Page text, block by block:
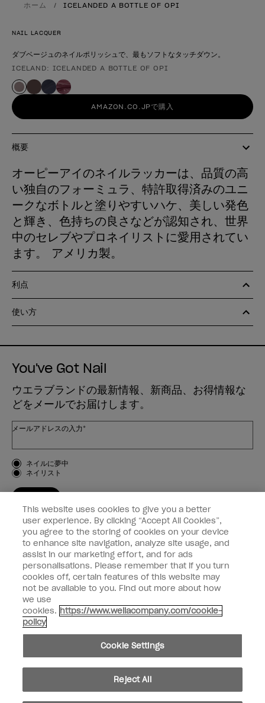
ホーム ICELANDED A BOTTLE OF OPI
NAIL LACQUER
ダブベージュのネイルポリッシュで、最もソフトなタッチダウン。
製品形態
ICELAND: ICELANDED A BOTTLE OF OPI
AMAZON.CO.JPで購入
概要
オーピーアイのネイルラッカーは、品質の高
い独自のフォーミュラ、特許取得済みのユニ
ークなボトルと塗りやすいハケ、美しい発色
と輝き、色持ちの良さなどが認知され、世界
中のセレブやプロネイリストに愛用されてい
ます。 アメリカ製。
利点
使い方
You've Got Nail
ウエラブランドの最新情報、新商品、お得情報な
どをメールでお届けします。
メールアドレスの入力*
お客様のタイプ
ネイルに夢中
ネイリスト
OPI
個人情報の取り扱い
facebookinstagram
個人情報を共有または販売しないでください
© Copyright 2024, Wella Operations US LLC, 無断複写・転載を禁じます。
This website uses cookies to give you a better
user experience. By clicking “Accept All Cookies”,
you agree to the storing of cookies on your device
to enhance site navigation, analyze site usage, and
assist in our marketing effort, and for ads
personalisations. Please remember that if you turn
cookies off, certain features of this website may
not be available to you. Find out more about how
we use
cookies. https://www.wellacompany.com/cookie-
policy
Cookie Settings
Reject All